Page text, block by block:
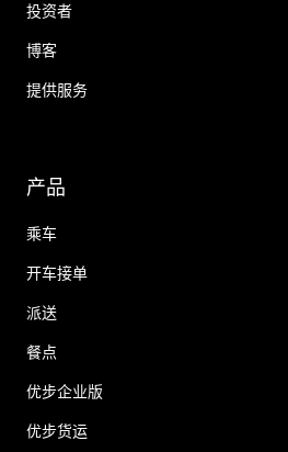
投资者
博客
提供服务
产品
乘车
开车接单
派送
餐点
优步企业版
优步货运